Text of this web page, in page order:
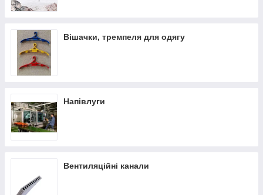
Вішачки, тремпеля для одягу
Напівлуги
Вентиляційні канали